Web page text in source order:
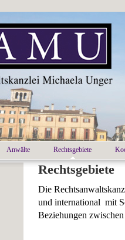
Anwälte Rechtsgebiete
Rechtsgebiete
Die
und international mit
Beziehungen